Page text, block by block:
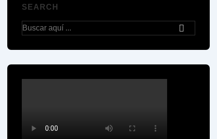
SEARCH
Buscar
por: